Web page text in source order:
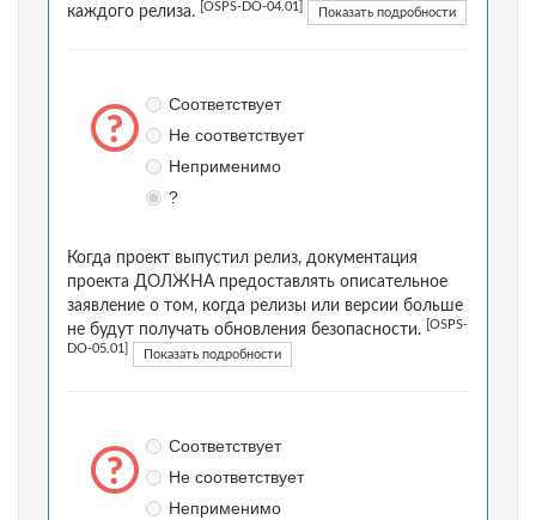
каждого релиза.
[OSPS-DO-04.01] Показать подробности
Соответствует
Не соответствует
Неприменимо
?
Когда проект выпустил релиз, документация
проекта ДОЛЖНА предоставлять описательное
заявление о том, когда релизы или версии больше
не будут получать обновления безопасности.
[OSPS-
DO-05.01] Показать подробности
Соответствует
Не соответствует
Неприменимо